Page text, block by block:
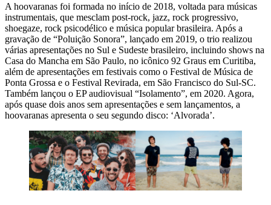
A hoovaranas foi formada no início de 2018, voltada para músicas
instrumentais, que mesclam post-rock, jazz, rock progressivo,
shoegaze, rock psicodélico e música popular brasileira. Após a
gravação de “Poluição Sonora”, lançado em 2019, o trio realizou
várias apresentações no Sul e Sudeste brasileiro, incluindo shows na
Casa do Mancha em São Paulo, no icônico 92 Graus em Curitiba,
além de apresentações em festivais como o Festival de Música de
Ponta Grossa e o Festival Revirada, em São Francisco do Sul-SC.
Também lançou o EP audiovisual “Isolamento”, em 2020. Agora,
após quase dois anos sem apresentações e sem lançamentos, a
hoovaranas apresenta o seu segundo disco: ‘Alvorada’.